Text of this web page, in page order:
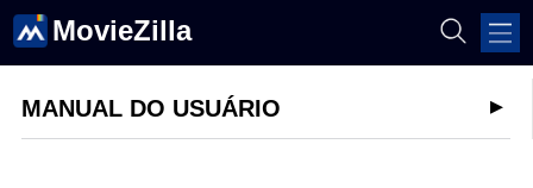
MovieZilla
MANUAL DO USUÁRIO